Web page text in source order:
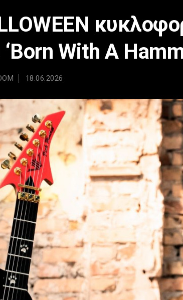
With A
18.06.2026